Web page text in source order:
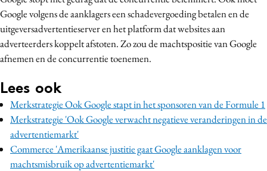
Google volgens de aanklagers een schadevergoeding betalen en de
uitgeversadvertentieserver en het platform dat websites aan
adverteerders koppelt afstoten. Zo zou de machtspositie van Google
afnemen en de concurrentie toenemen.
Lees ook
Merkstrategie Ook Google stapt in het sponsoren van de Formule 1
Merkstrategie 'Ook Google verwacht negatieve veranderingen in de
advertentiemarkt'
Commerce 'Amerikaanse justitie gaat Google aanklagen voor
machtsmisbruik op advertentiemarkt'